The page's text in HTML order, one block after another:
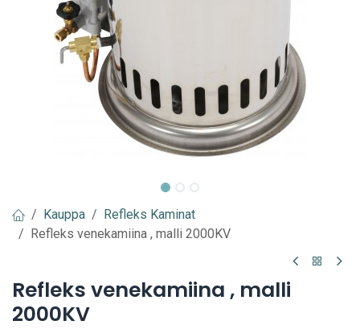
Kauppa
Refleks Kaminat
Refleks venekamiina , malli 2000KV
Refleks venekamiina , malli
2000KV